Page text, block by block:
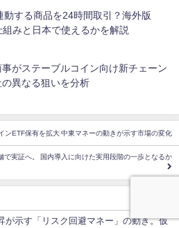
動する商品を24時間取引？海外版
組みと日本で使えるかを解説
がステーブルコイン向け新チェーン
異なる狙いを分析
ンETF保有を拡大 中東マネーの動きが示す市場の変化
で実証へ。 国内導入に向けた実用段階の一歩となるか
が示す「リスク回避マネー」の動き。仮